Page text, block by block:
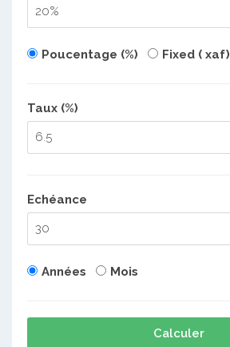
Poucentage (%) Fixed ( xaf)
Taux (%)
Echéance
Années Mois
Calculer